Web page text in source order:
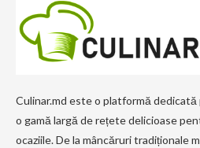
Culinar.md este o platformă
o gamă largă de rețete delicioase
ocaziile. De la mâncăruri tradiționale